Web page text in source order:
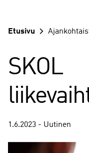
Etusivu
SKOL
1.6.2023 - Uutinen